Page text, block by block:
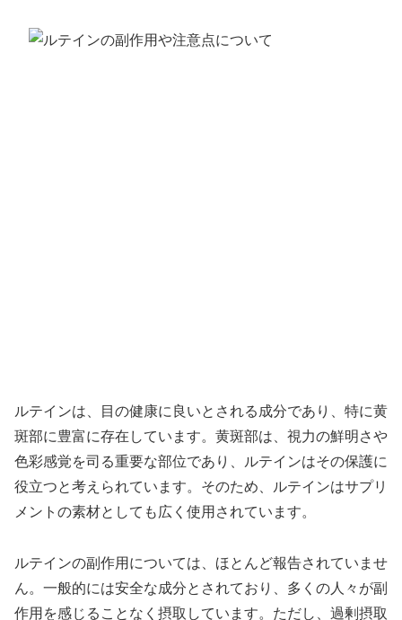
ルテインは、目の健康に良いとされる成分であり、特に黄
斑部に豊富に存在しています。黄斑部は、視力の鮮明さや
色彩感覚を司る重要な部位であり、ルテインはその保護に
役立つと考えられています。そのため、ルテインはサプリ
メントの素材としても広く使用されています。
ルテインの副作用については、ほとんど報告されていませ
ん。一般的には安全な成分とされており、多くの人々が副
作用を感じることなく摂取しています。ただし、過剰摂取